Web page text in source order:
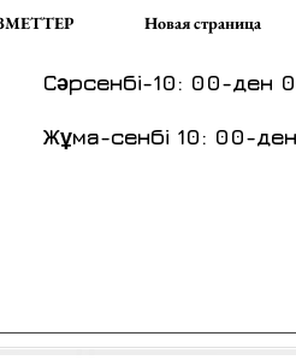
Новая страница
Сәрсенбі-10: 00-ден
Жұма-сенбі 10: 00-